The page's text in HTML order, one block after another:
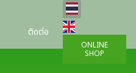
ติดต่อ
เลือกภาษาของคุณ
ONLINE
SHOP